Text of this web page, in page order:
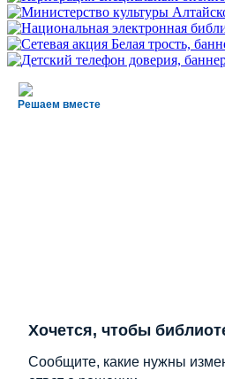
Решаем вместе
Хочется, чтобы
Сообщите, какие нужны